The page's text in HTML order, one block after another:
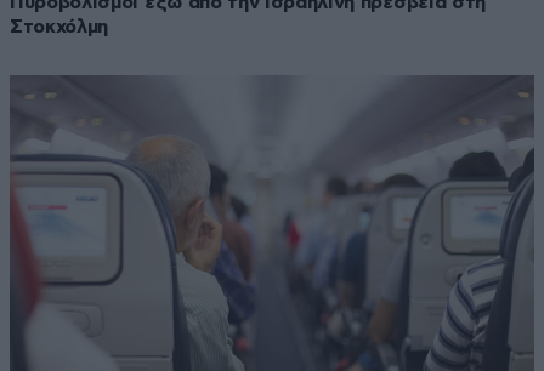
Στοκχόλμη